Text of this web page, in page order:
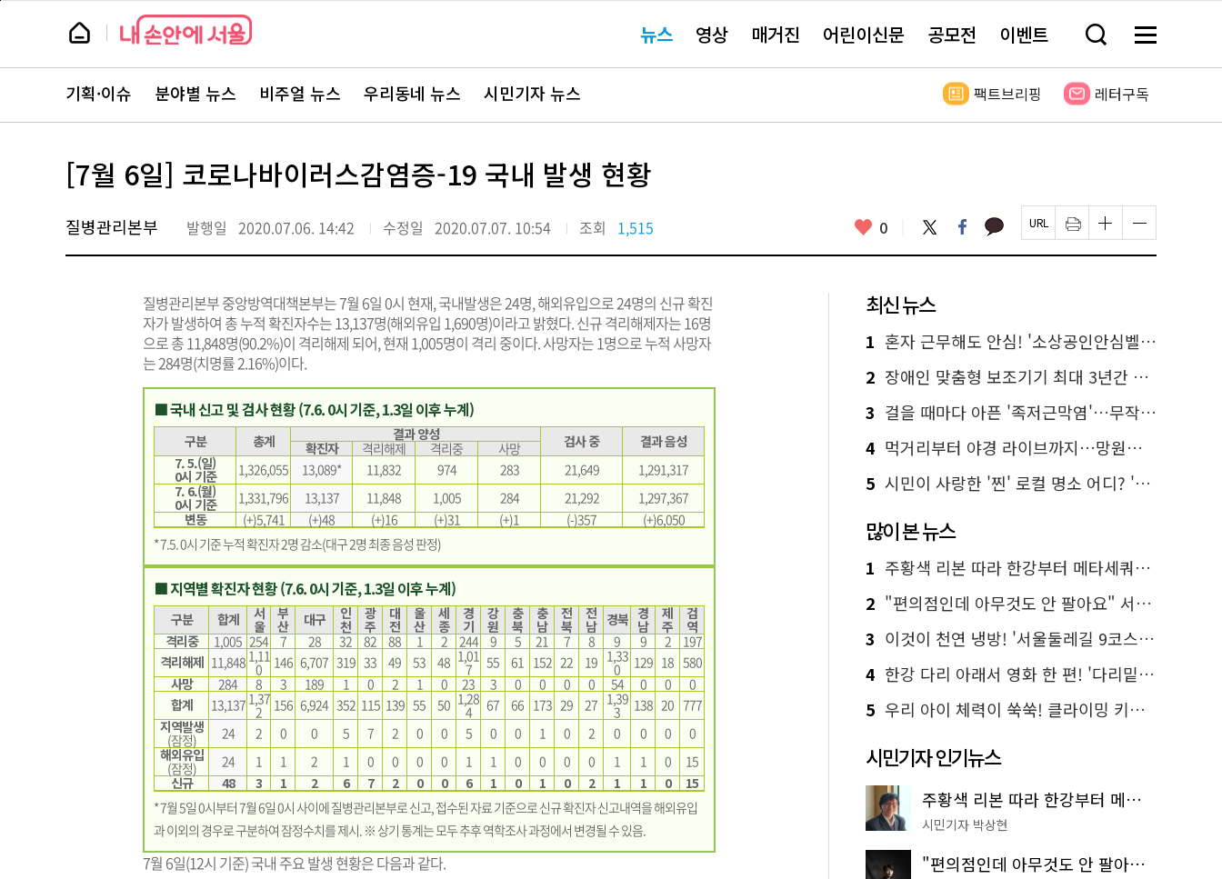
본
뉴
스 요뉴스 영상 매거진 어린이신문 공모전 이벤트 검
창
기
메
전
보
뉴
스
주
서
바
로
기획·이슈 분야별 뉴스 비주얼 뉴스 우리동네 뉴스 시민기자 뉴스 팩트브리핑 레터구독
[7월 6일] 코로나바이러스감염증-19 국내 발생 현황
질병관리본부 발행일 2020.07.06. 14:42 수정일 2020.07.07. 10:54 조회 1,515 좋
요
0 트
위
터
페
이
스
카
카 페
이
지
인
쇄
하
글
자
크
하
기
글
자
크
하
기
질병관리본부 중앙방역대책본부는 7월 6일 0시 현재, 국내발생은 24명, 해외유입으로 24명의 신규 확진
자가 발생하여 총 누적 확진자수는 13,137명(해외유입 1,690명)이라고 밝혔다. 신규 격리해제자는 16명
으로 총 11,848명(90.2%)이 격리해제 되어, 현재 1,005명이 격리 중이다. 사망자는 1명으로 누적 사망자
는 284명(치명률 2.16%)이다.
■ 국내 신고 및 검사 현황 (7.6. 0시 기준, 1.3일 이후 누계)
구분 총계 결과 양성 검사 중 결과 음성
확진자 격리해제 격리중
사망
7. 5.(일)
0시 기준 1,326,055 13,089* 11,832 974 283 21,649
1,291,317
7. 6.(월)
0시 기준 1,331,796 13,137 11,848 1,005 284 21,292
1,297,367
변동
(+)5,741 (+)48 (+)16 (+)31 (+)1 (-)357
(+)6,050
* 7.5. 0시 기준 누적 확진자 2명 감소(대구 2명 최종 음성 판정)
■ 지역별 확진자 현황 (7.6. 0시 기준, 1.3일 이후 누계)
구분 합계 서
울
부
산 대구 인
천
광
주
대
전
울
산
세
종
경
기
강
원
충
북
충
남
전
북
전
남 경북 경
남
제
주
검
역
격리중
1,005 254 7 28 32 82 88 1 2 244 9 5 21 7 8 9 9 2
197
격리해제 11,848 1,11
0 146 6,707 319 33 49 53 48 1,01
7 55 61 152 22 19 1,33
0 129 18 580
사망
284 8 3 189 1 0 2 1 0 23 3 0 0 0 0 54 0 0
0
합계
13,137 1,37
2 156 6,924 352 115 139 55 50 1,28
4 67 66 173 29 27 1,39
3 138 20 777
지역발생
(잠정) 24 2 0 0 5 7 2 0 0 5 0 0 1 0 2 0 0 0
0
해외유입
(잠정) 24 1 1 2 1 0 0 0 0 1 1 0 0 0 0 1 1 0
15
신규
48 3 1 2 6 7 2 0 0 6 1 0 1 0 2 1 1 0
15
* 7월 5일 0시부터 7월 6일 0시 사이에 질병관리본부로 신고, 접수된 자료 기준으로 신규 확진자 신고내역을 해외유입
과 이외의 경우로 구분하여 잠정수치를 제시. ※ 상기 통계는 모두 추후 역학조사 과정에서 변경될 수 있음.
7월 6일(12시 기준) 국내 주요 발생 현황은 다음과 같다.
최신 뉴스
1 혼자 근무해도 안심! '소상공인안심벨' 신청하세요
2 장애인 맞춤형 보조기기 최대 3년간 무상 대여…삶의 질 높인다
3 걸을 때마다 아픈 '족저근막염'…무작정 참지 말고 '이것' 해보세요!
4 먹거리부터 야경 라이브까지…망원한강공원 알짜 코스
5 시민이 사랑한 '찐' 로컬 명소 어디? '서울에디션25' 추천 코스
많이 본 뉴스
1 주황색 리본 따라 한강부터 메타세쿼이아 숲길까지…서울둘레길 15코스
2 "편의점인데 아무것도 안 팔아요" 서울에서 가장 특별한 편의점의 정체
3 이것이 천연 냉방! '서울둘레길 9코스'로 숲속 피서 떠나볼까
4 한강 다리 아래서 영화 한 편! '다리밑 영화관' 무료 상영
5 우리 아이 체력이 쑥쑥! 클라이밍 키즈카페·어린이 체력장
시민기자 인기뉴스
주황색 리본 따라 한강부터 메타세쿼이아 숲길까지…서울둘레길 15코스
시민기자 박상현
"편의점인데 아무것도 안 팔아요" 서울에서 가장 특별한 편의점의 정체
페